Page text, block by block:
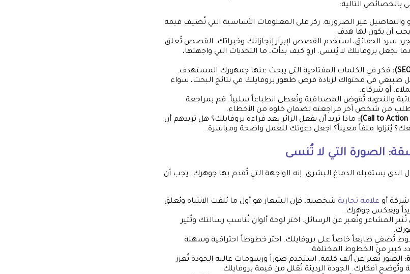
بالخصائص التالية:
غير الضرورية. ركز على المعلومات الأساسية التي تُضيف قيمة
أن يكون لها هدف.
سرد الحقائق، استخدم القصص لإبراز إنجازاتك وخبراتك. القصص تُعلق
يجعل بروفايلك لا يُنسى. اروِ كيف بدأت، ما التحديات التي واجهتها،
فكر في الكلمات المفتاحية التي يبحث عنها جمهورك المستهدف.
طبيعي في محتواك لزيادة فرص ظهور بروفايلك في نتائج البحث، سواء
أو شركاء.
والنحوية تُقوض المصداقية وتُعطي انطباعاً سلبياً. قم بمراجعة
اطلب من شخص آخر مراجعته لضمان خلوه من الأخطاء.
ماذا تريد أن يفعل الزائر بعد قراءة بروفايلك؟ هل تريدهم أن
يُنزلوا ملفاً معيناً؟ اجعل دعوتك للعمل واضحة ومباشرة.
الصورة التي لا تُنسى
الذي يستقبله الدماغ البشري. إنه الواجهة التي تُقدم بها جوهرك. يجب أن
شركة أو علامة تجارية شخصية، فإن الشعار هو أول ما يُلفت الانتباه ويُعلق
ويعكس جوهرك.
تُثير المشاعر وتُعبر عن الرسائل. اختر لوحة ألوان تُناسب رسالتك وتُثير
تُضفي طابعاً خاصاً على بروفايلك. اختر خطوطاً احترافية وسهلة
كبير من الخطوط المختلفة.
الصور تُعبر عن ألف كلمة. استخدم صوراً ورسومات عالية الجودة تُعزز
وتُوضح أفكارك. الجودة الرديئة تُقلل من قيمة بروفايلك.